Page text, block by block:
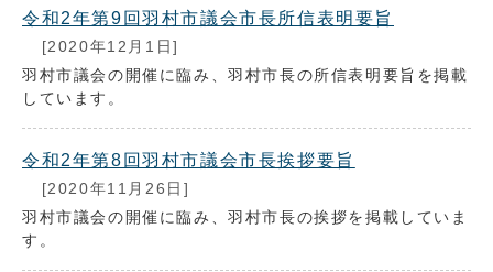
令和2年第9回羽村市議会市長所信表明要旨
[2020年12月1日]
羽村市議会の開催に臨み、羽村市長の所信表明要旨を掲載
しています。
令和2年第8回羽村市議会市長挨拶要旨
[2020年11月26日]
羽村市議会の開催に臨み、羽村市長の挨拶を掲載していま
す。